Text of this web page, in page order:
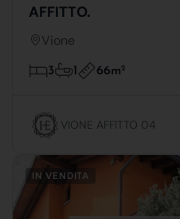
AFFITTO.
Vione
3 1 66m2
VIONE AFFITTO 04
IN VENDITA